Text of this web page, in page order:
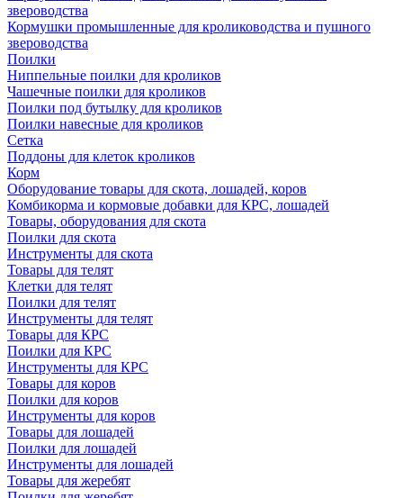
звероводства
Кормушки промышленные для кролиководства и пушного
звероводства
Поилки
Ниппельные поилки для кроликов
Чашечные поилки для кроликов
Поилки под бутылку для кроликов
Поилки навесные для кроликов
Сетка
Поддоны для клеток кроликов
Корм
Оборудование товары для скота, лошадей, коров
Комбикорма и кормовые добавки для КРС, лошадей
Товары, оборудования для скота
Поилки для скота
Инструменты для скота
Товары для телят
Клетки для телят
Поилки для телят
Инструменты для телят
Товары для КРС
Поилки для КРС
Инструменты для КРС
Товары для коров
Поилки для коров
Инструменты для коров
Товары для лошадей
Поилки для лошадей
Инструменты для лошадей
Товары для жеребят